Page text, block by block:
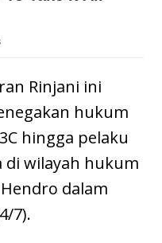
Rinjani ini
hukum
hingga pelaku
di wilayah hukum
dalam
7).